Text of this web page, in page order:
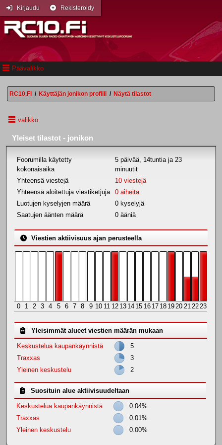
Päävalikko
Kirjaudu Rekisteröidy
RC10.FI / Käyttäjän jonikon profiili / Näytä tilastot
valikko
Yleiset tilastot - jonikon
Foorumilla käytetty
kokonaisaika
5 päivää, 14tuntia ja 23
minuutit
Yhteensä viestejä
10 viestejä
Yhteensä aloitettuja viestiketjuja
0 aiheita
Luotujen kyselyjen määrä
0 kyselyjä
Saatujen äänten määrä
0 ääniä
Viestien aktiivisuus ajan perusteella
0 1 2 3 4 5 6 7 8 9 10 11 12 13 14 15 16 17 18 1920 212223
Yleisimmät alueet viestien määrän mukaan
Keskustelua kaupankäynnistä
5
Traxxas
3
Yleinen keskustelu
2
Suosituin alue aktiivisuudeltaan
Keskustelua kaupankäynnistä
0.04%
Traxxas
0.01%
Yleinen keskustelu
0.00%